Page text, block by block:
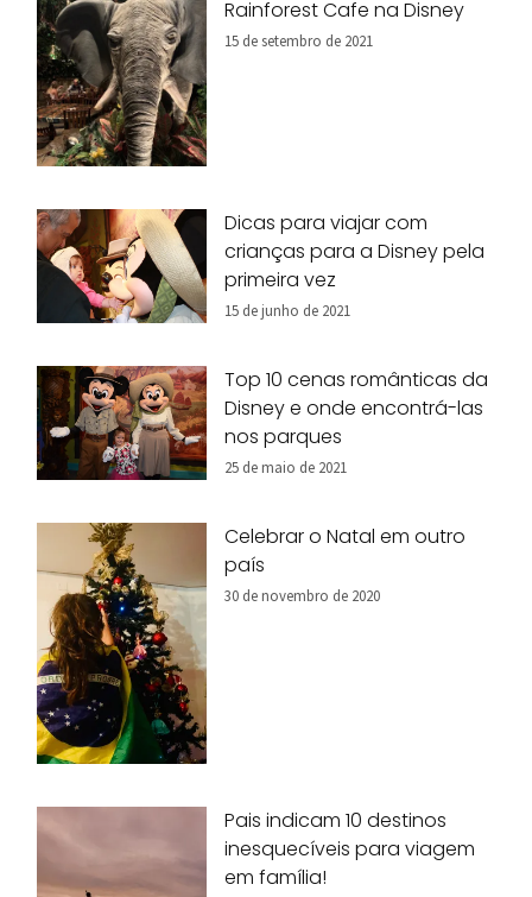
Rainforest Cafe na Disney
15 de setembro de 2021
Dicas para viajar com
crianças para a Disney pela
primeira vez
15 de junho de 2021
Top 10 cenas românticas da
Disney e onde encontrá-las
nos parques
25 de maio de 2021
Celebrar o Natal em outro
país
30 de novembro de 2020
Pais indicam 10 destinos
inesquecíveis para viagem
em família!